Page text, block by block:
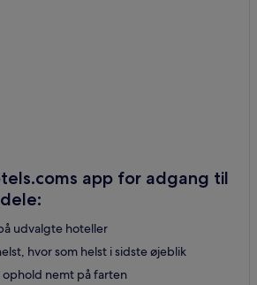
app for adgang til
udvalgte hoteller
hvor som helst i sidste øjeblik
nemt på farten